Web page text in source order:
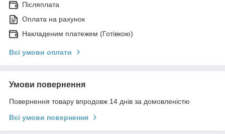
Післяплата
Оплата на рахунок
Накладеним платежем (Готівкою)
Всі умови оплати
Умови повернення
Повернення товару впродовж 14 днів за домовленістю
Всі умови повернення